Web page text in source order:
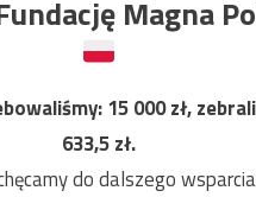
Magna
15 000zł,
633,5zł.
do dalszego